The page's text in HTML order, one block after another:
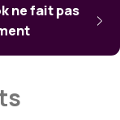
ne fait pas